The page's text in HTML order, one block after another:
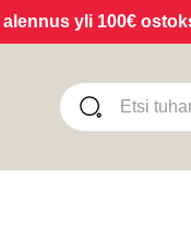
yli 100€